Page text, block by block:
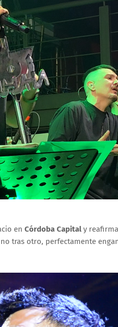
en Córdoba Capitaly
tras otro, perfectamente